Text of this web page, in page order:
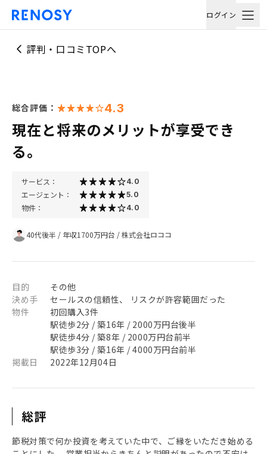
ログイン
評判・口コミTOPへ
総合評価： 4.3
現在と将来のメリットが享受でき
る。
サービス： 4.0
エージェント： 5.0
物件： 4.0
40代後半 / 年収1700万円台 /株式会社ロココ
目的
その他
決め手
セールスの信頼性、 リスクが許容範囲だった
物件
初回購入3件
駅徒歩2分 / 築16年 / 2000万円台後半
駅徒歩4分 / 築8年 / 2000万円台前半
駅徒歩3分 / 築16年 / 4000万円台前半
掲載日
2022年12月04日
総評
節税対策で何か投資を考えていた中で、ご縁をいただき始める